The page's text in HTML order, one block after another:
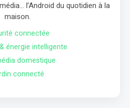
l’Android du quotidien à la
maison.
connectée
énergie intelligente
domestique
connecté